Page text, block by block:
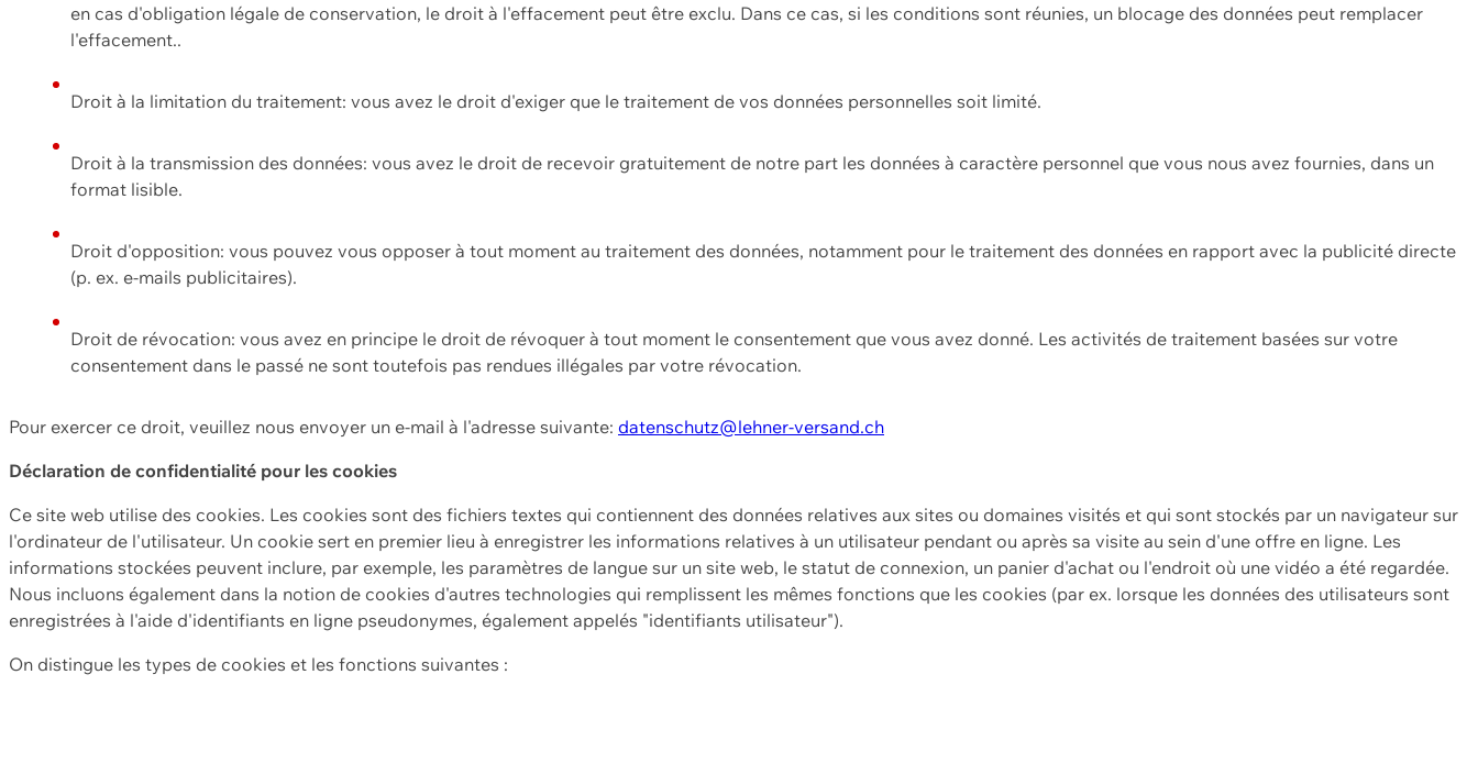
en cas d'obligation légale de conservation, le droit à l'effacement peut être exclu. Dans ce cas, si les conditions sont réunies, un blocage des données peut remplacer
l'effacement..
Droit à la limitation du traitement: vous avez le droit d'exiger que le traitement de vos données personnelles soit limité.
Droit à la transmission des données: vous avez le droit de recevoir gratuitement de notre part les données à caractère personnel que vous nous avez fournies, dans un
format lisible.
Droit d'opposition: vous pouvez vous opposer à tout moment au traitement des données, notamment pour le traitement des données en rapport avec la publicité directe
(p. ex. e-mails publicitaires).
Droit de révocation: vous avez en principe le droit de révoquer à tout moment le consentement que vous avez donné. Les activités de traitement basées sur votre
consentement dans le passé ne sont toutefois pas rendues illégales par votre révocation.
Pour exercer ce droit, veuillez nous envoyer un e-mail à l'adresse suivante: datenschutz@lehner-versand.ch
Déclaration de confidentialité pour les cookies
Ce site web utilise des cookies. Les cookies sont des fichiers textes qui contiennent des données relatives aux sites ou domaines visités et qui sont stockés par un navigateur sur
l'ordinateur de l'utilisateur. Un cookie sert en premier lieu à enregistrer les informations relatives à un utilisateur pendant ou après sa visite au sein d'une offre en ligne. Les
informations stockées peuvent inclure, par exemple, les paramètres de langue sur un site web, le statut de connexion, un panier d'achat ou l'endroit où une vidéo a été regardée.
Nous incluons également dans la notion de cookies d'autres technologies qui remplissent les mêmes fonctions que les cookies (par ex. lorsque les données des utilisateurs sont
enregistrées à l'aide d'identifiants en ligne pseudonymes, également appelés "identifiants utilisateur").
On distingue les types de cookies et les fonctions suivantes :